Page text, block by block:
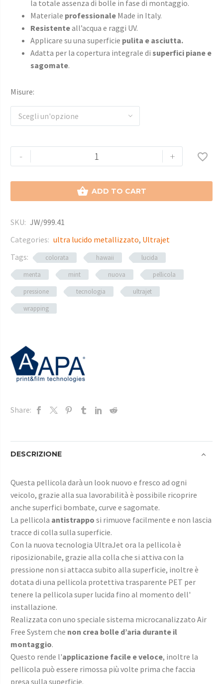
la totale assenza di bolle in fase di montaggio.
Materiale professionale Made in Italy.
Resistenteall’acqua e raggi UV.
Applicare su una superficie pulita e asciutta.
Adatta per la copertura integrale di superfici piane e
sagomate.
Misure
Scegli un'opzione
- +
 ADD TO CART

SKU: JW/999.41
Categories: ultra lucido metallizzato, Ultrajet
Tags:
colorata hawaii
lucida
menta
mint nuova
pellicola
pressione
tecnologia
ultrajet
wrapping
Share:
DESCRIZIONE
Questa pellicola darà un look nuovo e fresco ad ogni
veicolo, grazie alla sua lavorabilità è possibile ricoprire
anche superfici bombate, curve e sagomate.
La pellicola antistrappo si rimuove facilmente e non lascia
tracce di colla sulla superficie.
Con la nuova tecnologia UltraJet ora la pellicola è
riposizionabile, grazie alla colla che si attiva con la
pressione non si attacca subito alla superficie, inoltre è
dotata di una pellicola protettiva trasparente PET per
tenere la pellicola super lucida fino al momento dell'
installazione.
Realizzata con uno speciale sistema microcanalizzato Air
Free System che non crea bolle d’aria durante il
montaggio.
Questo rende l'applicazione facile e veloce, inoltre la
pellicola può essere rimossa più volte prima che faccia
presa sulla superficie.